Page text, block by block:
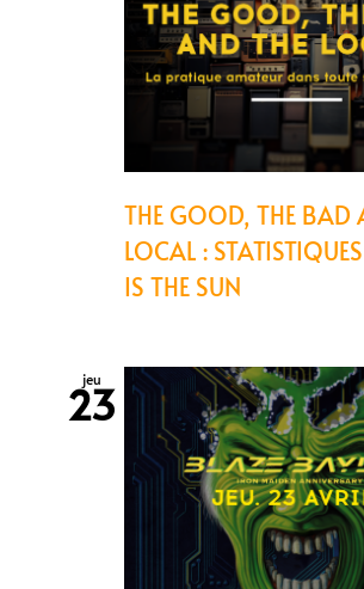
THE GOOD, THE BAD
LOCAL :
IS THE SUN
jeu
23